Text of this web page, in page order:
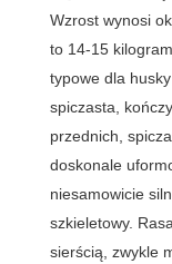
Wzrost wynosi
to 14-15
typowe dla
spiczasta,
przednich,
doskonale
niesamowicie
szkieletowy.
sierścią, zwykle